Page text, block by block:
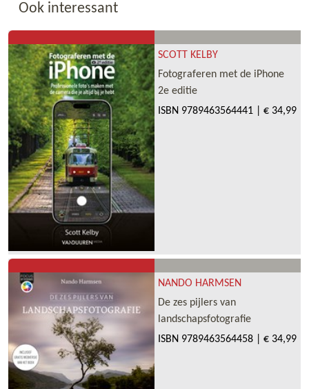
Ook interessant
SCOTT KELBY
Fotograferen met de iPhone
2e editie
ISBN 9789463564441 € 34,99
NANDO HARMSEN
De zes pijlers van
landschapsfotografie
ISBN 9789463564458 € 34,99